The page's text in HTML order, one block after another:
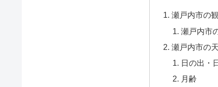
瀬戸内市の
瀬戸内市
瀬戸内市の
日の出・
月齢